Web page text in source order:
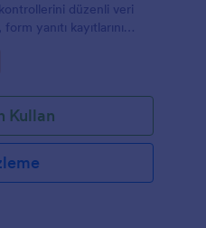
düzenli veri
yanıtı kayıtlarını
olur.
Kullan